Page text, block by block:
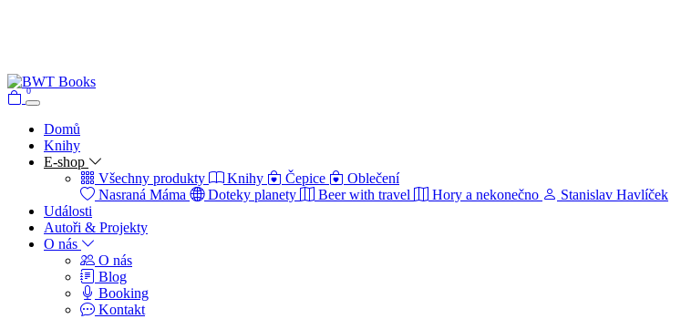
0
Domů
Knihy
E-shop
Všechny produkty
Knihy Čepice
Oblečení
Nasraná Máma
Doteky planety Beer with travel Hory a nekonečno
Stanislav Havlíček
Události
Autoři & Projekty
O nás
O nás
Blog
Booking
Kontakt